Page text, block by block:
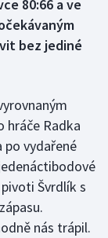
80:66 a ve
bez jediné
hráče Radka
po vydařené
Švrdlík s
nás trápil.